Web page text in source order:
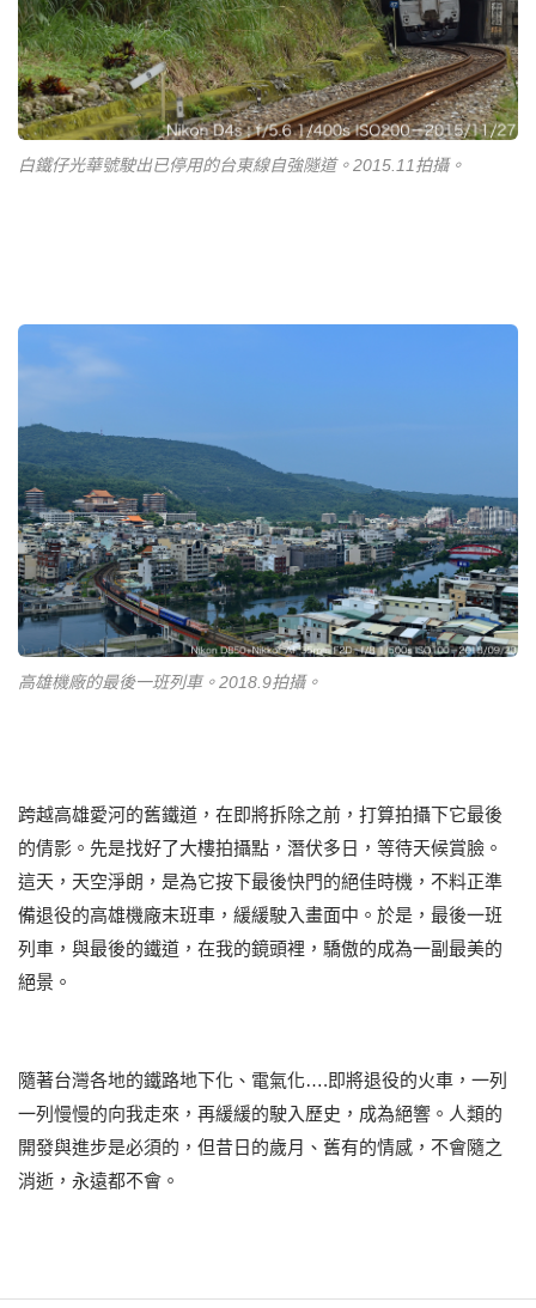
白鐵仔光華號駛出已停用的台東線自強隧道。2015.11拍攝。
高雄機廠的最後一班列車。2018.9拍攝。
跨越高雄愛河的舊鐵道，在即將拆除之前，打算拍攝下它最後
的倩影。先是找好了大樓拍攝點，潛伏多日，等待天候賞臉。
這天，天空淨朗，是為它按下最後快門的絕佳時機，不料正準
備退役的高雄機廠末班車，緩緩駛入畫面中。於是，最後一班
列車，與最後的鐵道，在我的鏡頭裡，驕傲的成為一副最美的
絕景。
隨著台灣各地的鐵路地下化、電氣化….即將退役的火車，一列
一列慢慢的向我走來，再緩緩的駛入歷史，成為絕響。人類的
開發與進步是必須的，但昔日的歲月、舊有的情感，不會隨之
消逝，永遠都不會。